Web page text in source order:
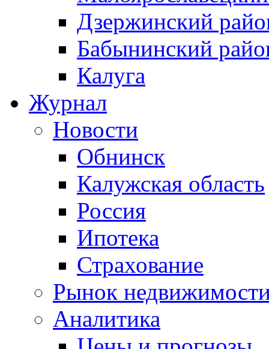
Дзержинский
Бабынинский
Калуга
Журнал
Новости
Обнинск
Калужская область
Россия
Ипотека
Страхование
Рынок
Аналитика